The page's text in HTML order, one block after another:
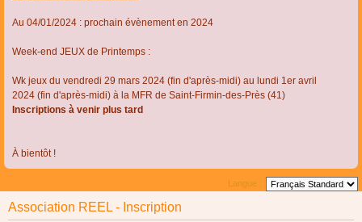
Au 04/01/2024 : prochain évènement en 2024
Week-end JEUX de Printemps :
Wk jeux du vendredi 29 mars 2024 (fin d'après-midi) au lundi 1er avril
2024 (fin d'après-midi) à la MFR de Saint-Firmin-des-Près (41)
Inscriptions à venir plus tard
À bientôt !
Langue :
Association REEL - Inscription